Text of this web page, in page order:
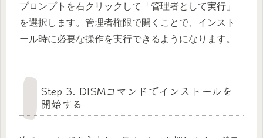
プロンプトを右クリックして「管理者として実行」
を選択します。管理者権限で開くことで、インスト
ール時に必要な操作を実行できるようになります。
Step 3. DISMコマンドでインストールを
開始する